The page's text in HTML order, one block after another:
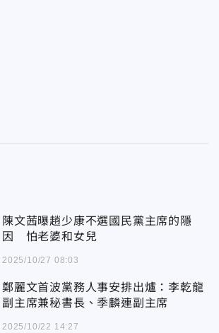
陳文茜曝趙少康不選國民黨主席的隱
因 怕老婆和女兒
2025/10/27 08:03
鄭麗文首波黨務人事安排出爐：李乾龍
副主席兼秘書長、季麟連副主席
2025/10/22 14:27